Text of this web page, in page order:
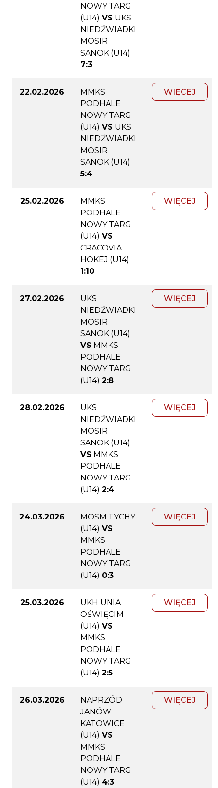
NOWY TARG
(U14) VS UKS
NIEDŹWIADKI
MOSIR
SANOK (U14)
7:3
22.02.2026
MMKS
PODHALE
NOWY TARG
(U14) VS UKS
NIEDŹWIADKI
MOSIR
SANOK (U14)
5:4
WIĘCEJ
25.02.2026
MMKS
PODHALE
NOWY TARG
(U14) VS
CRACOVIA
HOKEJ (U14)
1:10
WIĘCEJ
27.02.2026
UKS
NIEDŹWIADKI
MOSIR
SANOK (U14)
VS MMKS
PODHALE
NOWY TARG
(U14) 2:8
WIĘCEJ
28.02.2026
UKS
NIEDŹWIADKI
MOSIR
SANOK (U14)
VS MMKS
PODHALE
NOWY TARG
(U14) 2:4
WIĘCEJ
24.03.2026
MOSM TYCHY
(U14) VS
MMKS
PODHALE
NOWY TARG
(U14) 0:3
WIĘCEJ
25.03.2026
UKH UNIA
OŚWIĘCIM
(U14) VS
MMKS
PODHALE
NOWY TARG
(U14) 2:5
WIĘCEJ
26.03.2026
NAPRZÓD
JANÓW
KATOWICE
(U14) VS
MMKS
PODHALE
NOWY TARG
(U14) 4:3
WIĘCEJ